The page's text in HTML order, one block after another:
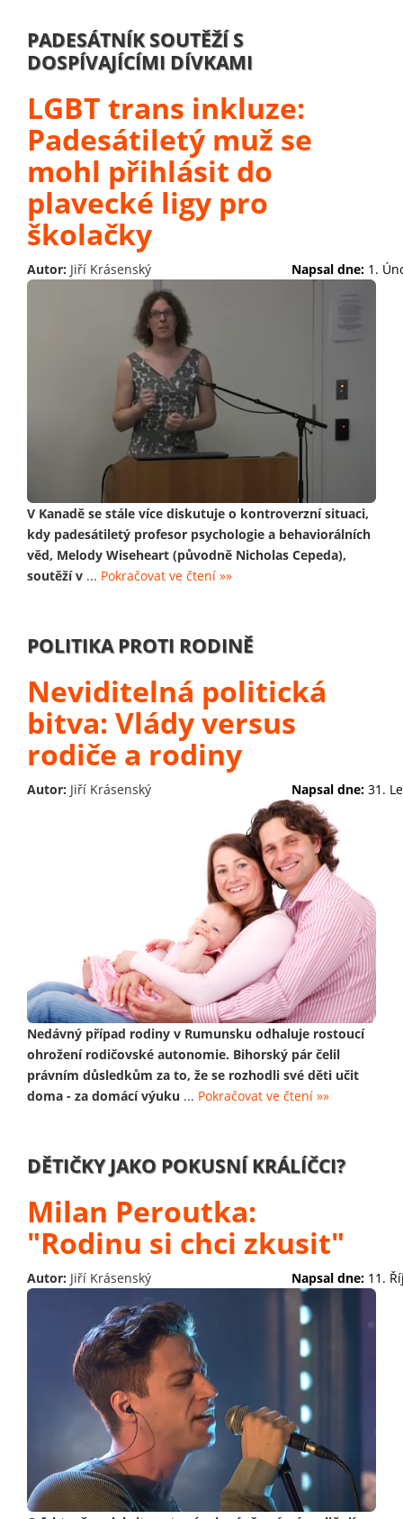
PADESÁTNÍK SOUTĚŽÍ S
DOSPÍVAJÍCÍMI DÍVKAMI
LGBT trans inkluze:
Padesátiletý muž se
mohl přihlásit do
plavecké ligy pro
školačky
Autor: Jiří Krásenský Napsal dne: 1.
V Kanadě se stále více diskutuje o kontroverzní situaci,
kdy padesátiletý profesor psychologie a behaviorálních
věd, Melody Wiseheart (původně Nicholas Cepeda),
soutěží v ... Pokračovat ve čtení »»
POLITIKA PROTI RODINĚ
Neviditelná politická
bitva: Vlády versus
rodiče a rodiny
Autor: Jiří Krásenský Napsal dne: 31.
Nedávný případ rodiny v Rumunsku odhaluje rostoucí
ohrožení rodičovské autonomie. Bihorský pár čelil
právním důsledkům za to, že se rozhodli své děti učit
doma - za domácí výuku ... Pokračovat ve čtení »»
DĚTIČKY JAKO POKUSNÍ KRÁLÍČCI?
Milan Peroutka:
"Rodinu si chci zkusit"
Autor: Jiří Krásenský Napsal dne: 11.